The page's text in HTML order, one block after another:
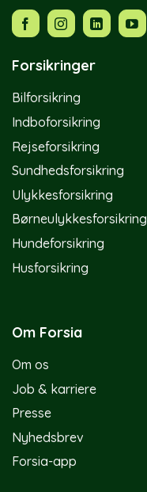
Forsikringer
Bilforsikring
Indboforsikring
Rejseforsikring
Sundhedsforsikring
Ulykkesforsikring
Børneulykkesforsikring
Hundeforsikring
Husforsikring
Om Forsia
Om os
Job & karriere
Presse
Nyhedsbrev
Forsia-app